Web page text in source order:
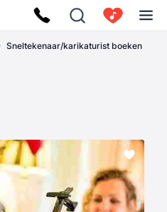
Sneltekenaar/karikaturist boeken